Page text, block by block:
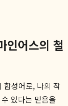
인어스의 철
성어로, 나의 작
있다는 믿음을